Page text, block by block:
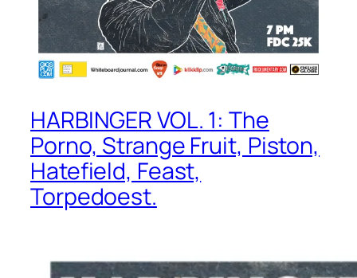
HARBINGER VOL. 1: The
Porno, Strange Fruit, Piston,
Hatefield, Feast,
Torpedoest.